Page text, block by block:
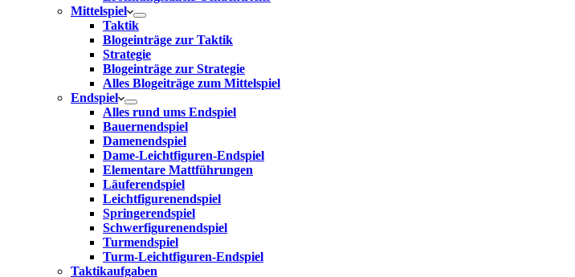
Mittelspiel
Taktik
Blogeinträge zur Taktik
Strategie
Blogeinträge zur Strategie
Alles Blogeiträge zum Mittelspiel
Endspiel
Alles rund ums Endspiel
Bauernendspiel
Damenendspiel
Dame-Leichtfiguren-Endspiel
Elementare Mattführungen
Läuferendspiel
Leichtfigurenendspiel
Springerendspiel
Schwerfigurenendspiel
Turmendspiel
Turm-Leichtfiguren-Endspiel
Taktikaufgaben